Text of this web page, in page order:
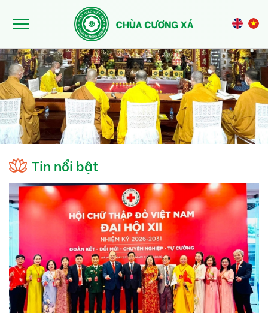
Tin nổi bật